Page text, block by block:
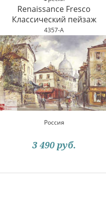
Renaissance Fresco
Классический пейзаж
4357-A
Россия
3 490 руб.